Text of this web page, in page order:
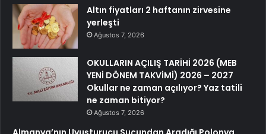
Altın fiyatları 2 haftanın zirvesine
yerleşti
Ağustos 7, 2026
OKULLARIN AÇILIŞ TARİHİ 2026 (MEB
YENİ DÖNEM TAKVİMİ) 2026 – 2027
Okullar ne zaman açılıyor? Yaz tatili
ne zaman bitiyor?
Ağustos 7, 2026